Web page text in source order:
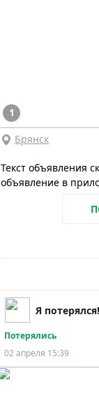
1
Брянск
Текст объявления
объявление в
Я
Потерялись
02 апреля 15:39